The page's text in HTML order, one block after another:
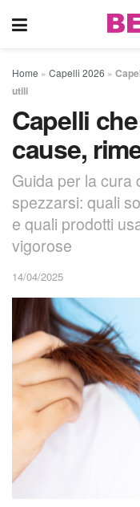
Home » Capelli 2026 »
utili
Capelli
cause,
Guida per la cura
spezzarsi: quali
e quali prodotti
vigorose
14/04/2025